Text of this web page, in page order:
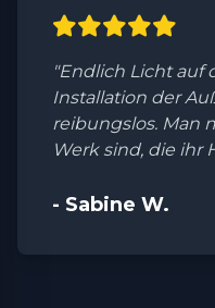
"Endlich Licht auf
Installation der
reibungslos. Man
Werk sind, die ihr
- Sabine W.